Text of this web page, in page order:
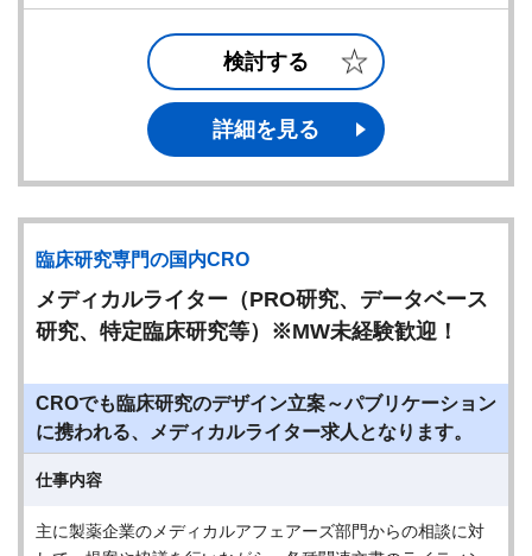
検討する
詳細を見る
臨床研究専門の国内CRO
メディカルライター（PRO研究、データベース
研究、特定臨床研究等）※MW未経験歓迎！
CROでも臨床研究のデザイン立案～パブリケーション
に携われる、メディカルライター求人となります。
仕事内容
主に製薬企業のメディカルアフェアーズ部門からの相談に対